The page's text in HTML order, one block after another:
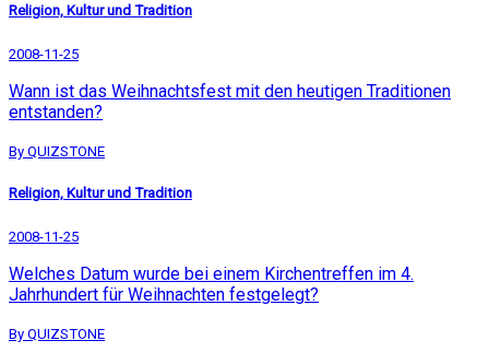
Religion, Kultur und Tradition
2008-11-25
Wann ist das Weihnachtsfest mit den heutigen Traditionen
entstanden?
By QUIZSTONE
Religion, Kultur und Tradition
2008-11-25
Welches Datum wurde bei einem Kirchentreffen im 4.
Jahrhundert für Weihnachten festgelegt?
By QUIZSTONE